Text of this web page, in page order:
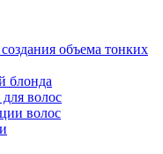
объема тонких
блонда
волос
волос